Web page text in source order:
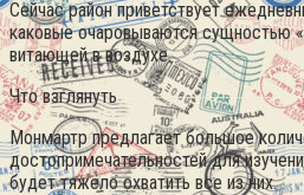
Сейчас район приветствует
каковые очаровываются сущностью
витающей в воздухе.
Что взглянуть
Монмартр предлагает большое
достопримечательностей для
будет тяжело охватить все из них.